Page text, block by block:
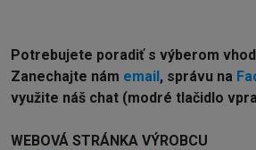
Potrebujete poradiť s výberom
Zanechajte nám email, správu na
využite náš chat (modré tlačidlo
WEBOVÁ STRÁNKA VÝROBCU